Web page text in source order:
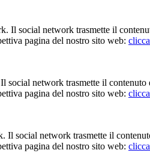
Il social network trasmette il
pagina del nostro sito web:
network trasmette il
pagina del nostro sito web:
social network trasmette il
pagina del nostro sito web: